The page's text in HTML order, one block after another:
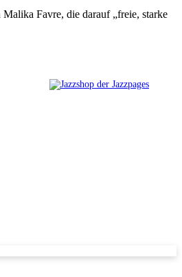
Favre, die darauf „freie, starke